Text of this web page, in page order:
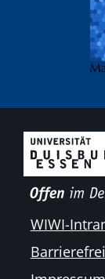
WIWI-